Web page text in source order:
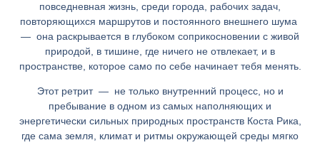
повседневная жизнь, среди города, рабочих задач,
повторяющихся маршрутов и постоянного внешнего шума
— она раскрывается в глубоком соприкосновении с живой
природой, в тишине, где ничего не отвлекает, и в
пространстве, которое само по себе начинает тебя менять.
Этот ретрит — не только внутренний процесс, но и
пребывание в одном из самых наполняющих и
энергетически сильных природных пространств Коста Рика,
где сама земля, климат и ритмы окружающей среды мягко